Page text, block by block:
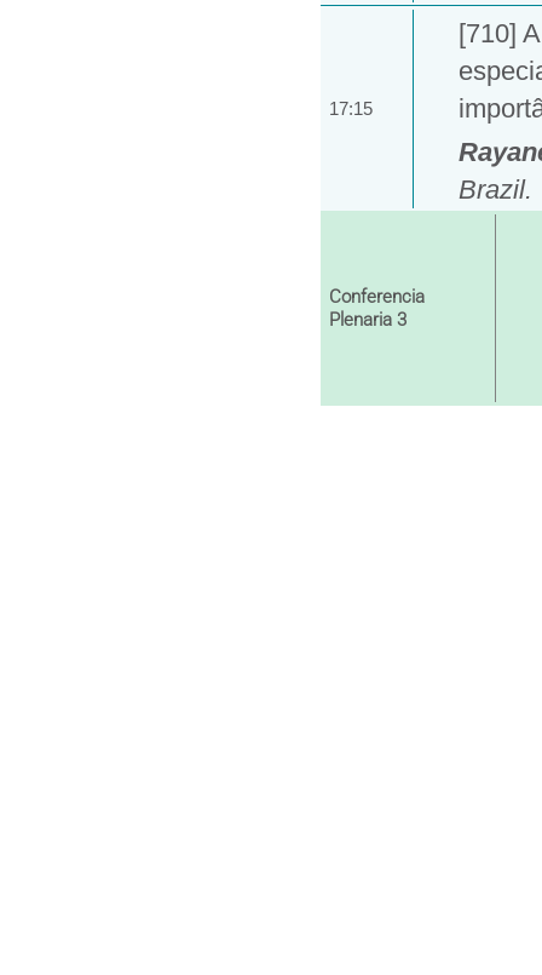
17:15
[710]
Brazil.
Conferencia
Plenaria 3